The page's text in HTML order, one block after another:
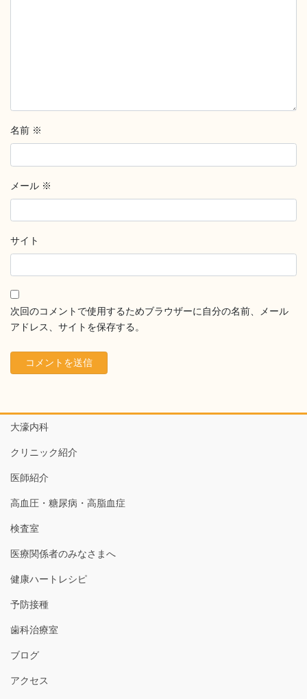
名前 ※
メール ※
サイト
次回のコメントで使用するためブラウザーに自分の名前、メール
アドレス、サイトを保存する。
大濠内科
クリニック紹介
医師紹介
高血圧・糖尿病・高脂血症
検査室
医療関係者のみなさまへ
健康ハートレシピ
予防接種
歯科治療室
ブログ
アクセス